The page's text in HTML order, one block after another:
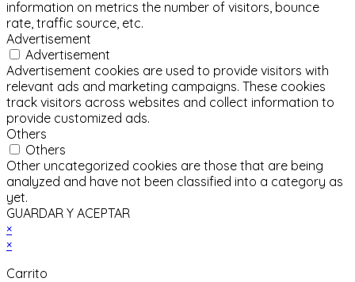
information on metrics the number of visitors, bounce
rate, traffic source, etc.
Advertisement
Advertisement
Advertisement cookies are used to provide visitors with
relevant ads and marketing campaigns. These cookies
track visitors across websites and collect information to
provide customized ads.
Others
Others
Other uncategorized cookies are those that are being
analyzed and have not been classified into a category as
yet.
GUARDAR Y ACEPTAR
×
×
Carrito